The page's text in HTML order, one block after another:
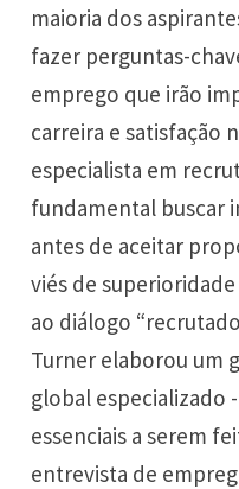
maioria dos
fazer perguntas-
emprego que irão
carreira e satisfação
especialista em
fundamental buscar
antes de aceitar
viés de
ao diálogo
Turner elaborou um
global especializado
essenciais a serem
entrevista de